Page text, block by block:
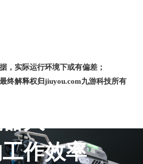
，实际运行环境下或有偏差；
终解释权归jiuyou.com九游科技所有
作效率